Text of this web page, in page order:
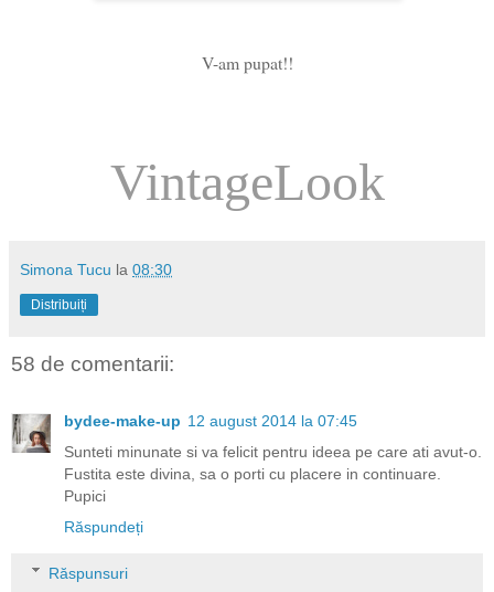
V-am pupat!!
VintageLook
Simona Tucu la 08:30
Distribuiți
58 de comentarii:
bydee-make-up 12 august 2014 la 07:45
Sunteti minunate si va felicit pentru ideea pe care ati avut-o.
Fustita este divina, sa o porti cu placere in continuare.
Pupici
Răspundeți
Răspunsuri